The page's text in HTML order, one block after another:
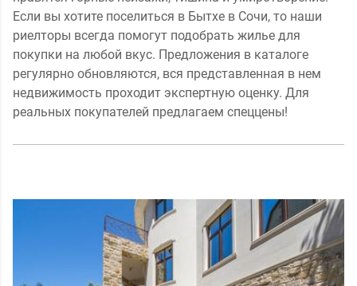
Если вы хотите поселиться в Бытхе в Сочи, то наши
риелторы всегда помогут подобрать жилье для
покупки на любой вкус. Предложения в каталоге
регулярно обновляются, вся представленная в нем
недвижимость проходит экспертную оценку. Для
реальных покупателей предлагаем спеццены!